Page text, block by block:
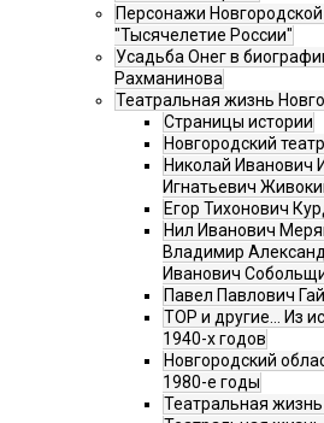
Персонажи
"Тысячелетие России"
Усадьба Онег в
Рахманинова
Театральная жизнь
Страницы истории
Новгородский
Николай Иванович
Игнатьевич
Егор Тихонович
Нил Иванович
Владимир
Иванович
Павел Павлович
ТОР и другие… Из
1940-х годов
Новгородский
1980-е годы
Театральная